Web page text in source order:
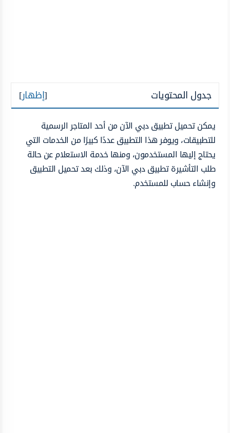
جدول المحتويات [إظهار]
يمكن تحميل تطبيق دبي الآن من أحد المتاجر الرسمية
للتطبيقات، ويوفر هذا التطبيق عددًا كبيرًا من الخدمات التي
يحتاج إليها المستخدمون، ومنها خدمة الاستعلام عن حالة
طلب التأشيرة تطبيق دبي الآن، وذلك بعد تحميل التطبيق
وإنشاء حساب للمستخدم.